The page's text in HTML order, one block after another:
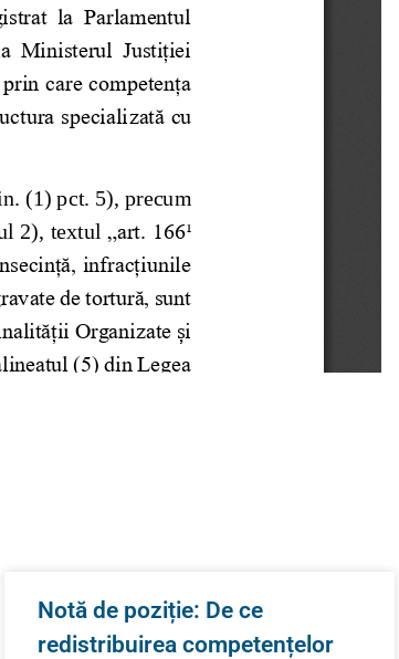
Notă de poziție: De ce
redistribuirea competențelor